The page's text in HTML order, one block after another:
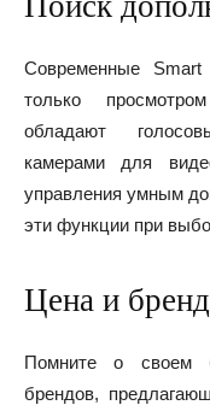
Современные Smart
только
обладают
камерами для
управления умным
эти функции при
Цена и бренд
Помните о своем
брендов,